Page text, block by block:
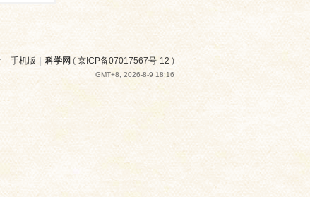
| 手机版 | 科学网 ( 京ICP备07017567号-12 )
GMT+8, 2026-8-9 18:16